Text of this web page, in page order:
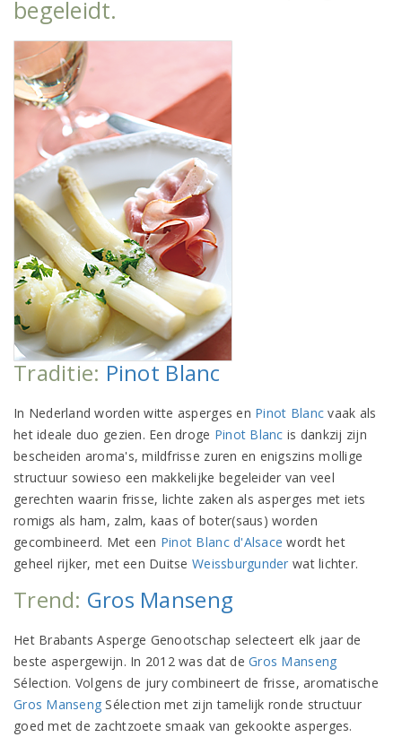
begeleidt.
Traditie: Pinot Blanc
In Nederland worden witte asperges en Pinot Blanc vaak als
het ideale duo gezien. Een droge Pinot Blanc is dankzij zijn
bescheiden aroma's, mildfrisse zuren en enigszins mollige
structuur sowieso een makkelijke begeleider van veel
gerechten waarin frisse, lichte zaken als asperges met iets
romigs als ham, zalm, kaas of boter(saus) worden
gecombineerd. Met een Pinot Blanc d'Alsace wordt het
geheel rijker, met een Duitse Weissburgunder wat lichter.
Trend: Gros Manseng
Het Brabants Asperge Genootschap selecteert elk jaar de
beste aspergewijn. In 2012 was dat deGros Manseng
Sélection. Volgens de jury combineert de frisse, aromatische
Gros Manseng Sélection met zijn tamelijk ronde structuur
goed met de zachtzoete smaak van gekookte asperges.